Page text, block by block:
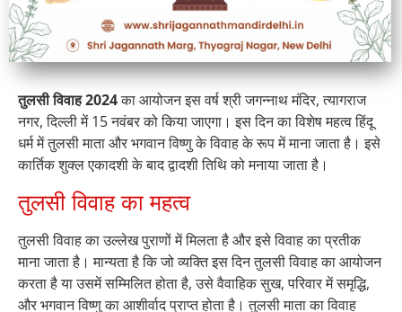
तुलसी विवाह 2024का आयोजन इस वर्ष श्री जगन्नाथ मंदिर, त्यागराज
नगर, दिल्ली में 15 नवंबर को किया जाएगा। इस दिन का विशेष महत्व हिंदू
धर्म में तुलसी माता और भगवान विष्णु के विवाह के रूप में माना जाता है। इसे
कार्तिक शुक्ल एकादशी के बाद द्वादशी तिथि को मनाया जाता है।
तुलसी विवाह का महत्व
तुलसी विवाह का उल्लेख पुराणों में मिलता है और इसे विवाह का प्रतीक
माना जाता है। मान्यता है कि जो व्यक्ति इस दिन तुलसी विवाह का आयोजन
करता है या उसमें सम्मिलित होता है, उसे वैवाहिक सुख, परिवार में समृद्धि,
और भगवान विष्णु का आशीर्वाद प्राप्त होता है। तुलसी माता का विवाह